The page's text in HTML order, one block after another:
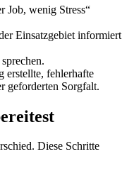
Job, wenig Stress“
Einsatzgebiet informiert
erstellte, fehlerhafte
geforderten Sorgfalt.
Diese Schritte